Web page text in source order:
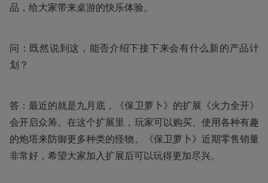
品，给大家带来桌游的快乐体验。
问：既然说到这，能否介绍下接下来会有什么新的产品计
划？
答：最近的就是九月底，《保卫萝卜》的扩展《火力全开》
会开启众筹。在这个扩展里，玩家可以购买、使用各种有趣
的炮塔来防御更多种类的怪物。《保卫萝卜》近期零售销量
非常好，希望大家加入扩展后可以玩得更加尽兴。